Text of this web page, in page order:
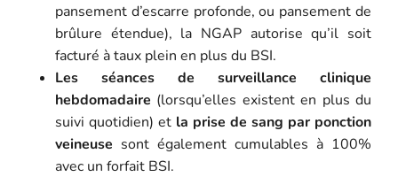
pansement d’escarre profonde, ou pansement de
brûlure étendue), la NGAP autorise qu’il soit
facturé à taux plein en plus du BSI.
Les séances de surveillance clinique
hebdomadaire (lorsqu’elles existent en plus du
suivi quotidien) et la prise de sang par ponction
veineuse sont également cumulables à 100%
avec un forfait BSI.